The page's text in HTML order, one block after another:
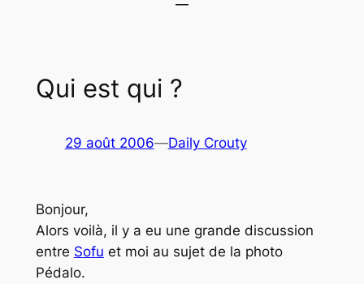
Qui est qui ?
29 août 2006—Daily Crouty
Bonjour,
Alors voilà, il y a eu une grande discussion
entre Sofu et moi au sujet de la photo
Pédalo.